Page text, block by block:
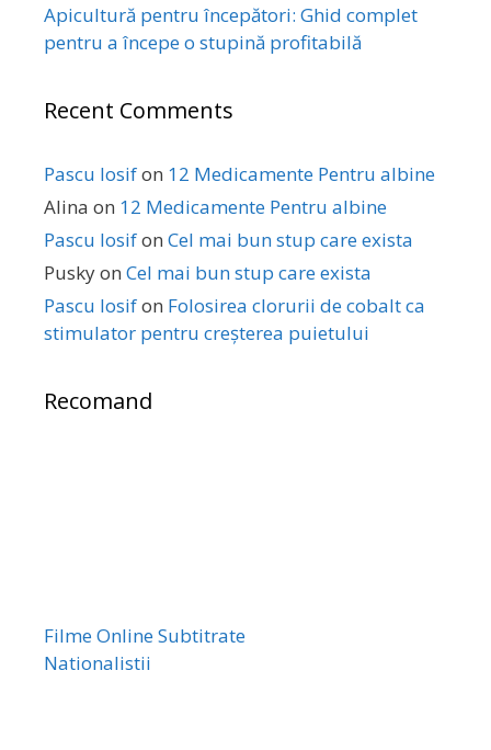
Apicultură pentru începători: Ghid complet
pentru a începe o stupină profitabilă
Recent Comments
Pascu Iosifon 12 Medicamente Pentru albine
Alina on 12 Medicamente Pentru albine
Pascu Iosifon Cel mai bun stup care exista
Puskyon Cel mai bun stup care exista
Pascu Iosifon Folosirea clorurii de cobalt ca
stimulator pentru creșterea puietului
Recomand
Filme Online Subtitrate
Nationalistii